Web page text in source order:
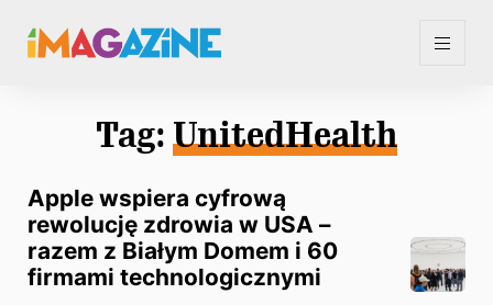
Tag: UnitedHealth
Apple wspiera cyfrową
rewolucję zdrowia w USA –
razem z Białym Domem i 60
firmami technologicznymi